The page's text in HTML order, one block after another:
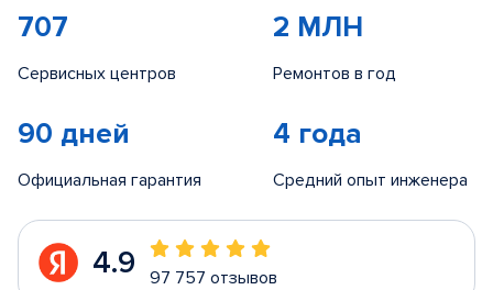
707
Сервисных центров
2 МЛН
Ремонтов в год
90 дней
Официальная гарантия
4 года
Средний опыт инженера
4.9 97 757 отзывов